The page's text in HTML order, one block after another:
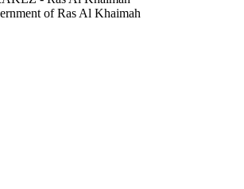
of Ras Al Khaimah